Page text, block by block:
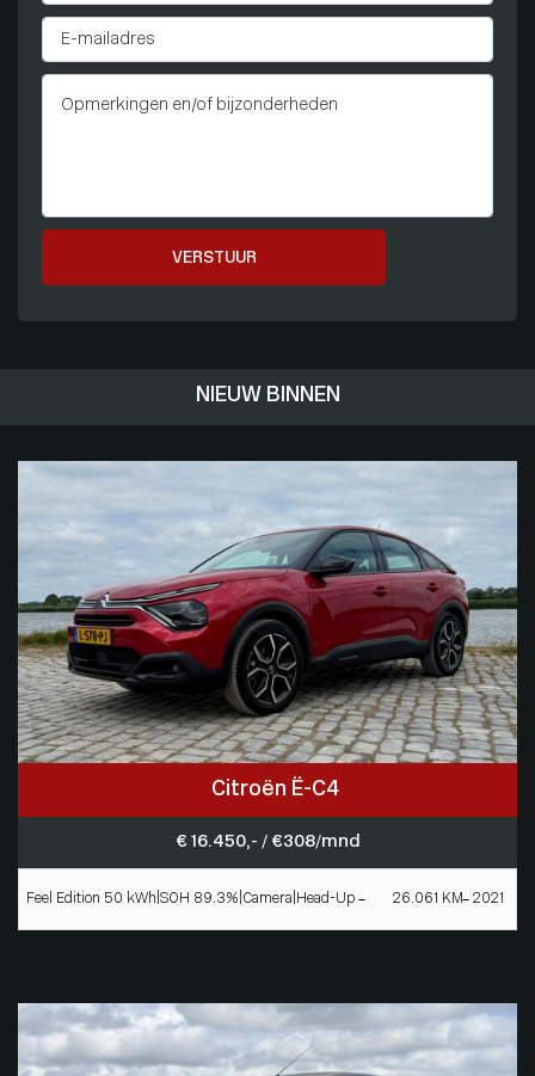
VERSTUUR
NIEUW BINNEN
Citroën Ë-C4
€ 16.450,- / € 308/mnd
Feel Edition 50 kWh|SOH 89.3%|Camera|Head-Up 26.061 KM 2021